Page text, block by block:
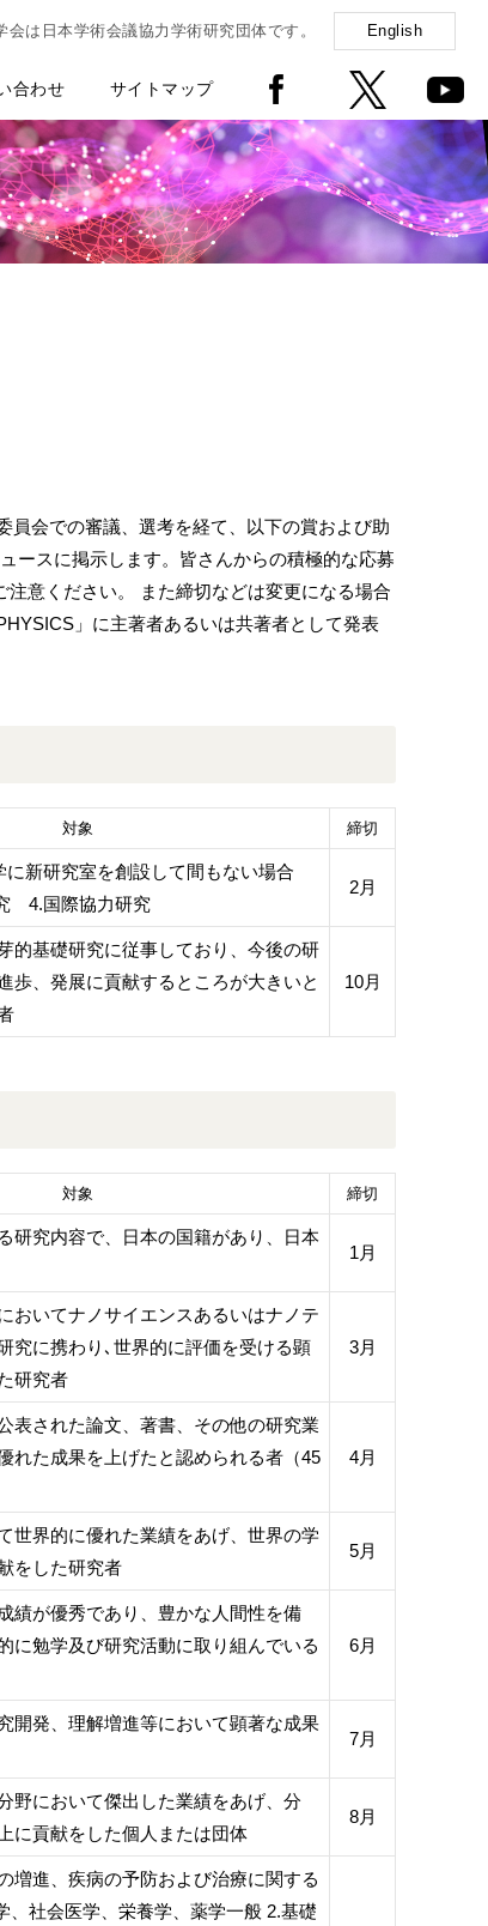
会は日本学術会議協力学術研究団体です。 English
合わせ サイトマップ
員会での審議、選考を経て、以下の賞および助
ースに掲示します。皆さんからの積極的な応募
意ください。 また締切などは変更になる場合
」に主著者あるいは共著者として発表
対象 締切
新研究室を創設して間もない場合
4.国際協力研究
2月
的基礎研究に従事しており、今後の研
歩、発展に貢献するところが大きいと
10月
対象 締切
研究内容で、日本の国籍があり、日本
1月
おいてナノサイエンスあるいはナノテ
究に携わり､世界的に評価を受ける顕
研究者
3月
表された論文、著書、その他の研究業
れた成果を上げたと認められる者（45
4月
世界的に優れた業績をあげ、世界の学
をした研究者
5月
績が優秀であり、豊かな人間性を備
に勉学及び研究活動に取り組んでいる
6月
開発、理解増進等において顕著な成果
7月
野において傑出した業績をあげ、分
に貢献をした個人または団体
8月
増進、疾病の予防および治療に関する
、社会医学、栄養学、薬学一般 2.基礎